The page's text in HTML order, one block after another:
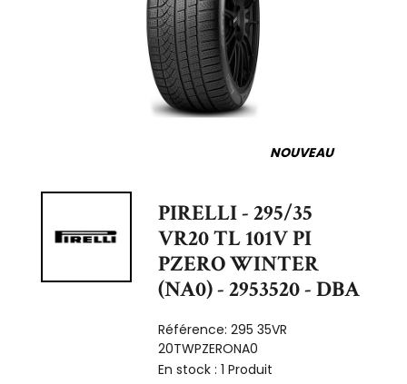
NOUVEAU
PIRELLI - 295/35
VR20 TL 101V PI
PZERO WINTER
(NA0) - 2953520 - DBA
Référence:295 35VR
20TWPZERONA0
En stock :1 Produit